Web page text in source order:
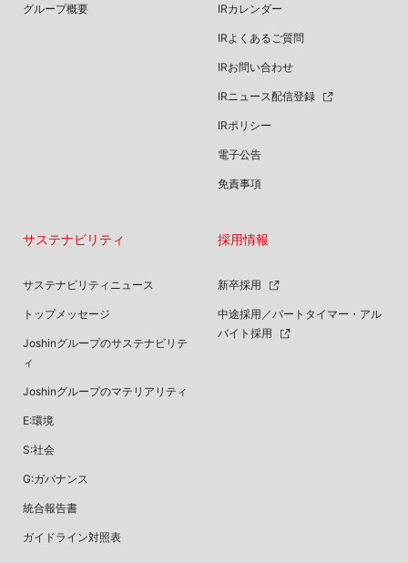
グループ概要 IRカレンダー
IRよくあるご質問
IRお問い合わせ
IRニュース配信登録
IRポリシー
電子公告
免責事項
サステナビリティ
サステナビリティニュース
トップメッセージ
Joshinグループのサステナビリテ
ィ
Joshinグループのマテリアリティ
E:環境
S:社会
G:ガバナンス
統合報告書
ガイドライン対照表
採用情報
新卒採用
中途採用／パートタイマー・アル
バイト採用